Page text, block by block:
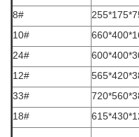
8#
10#
24#
12#
33#
18#